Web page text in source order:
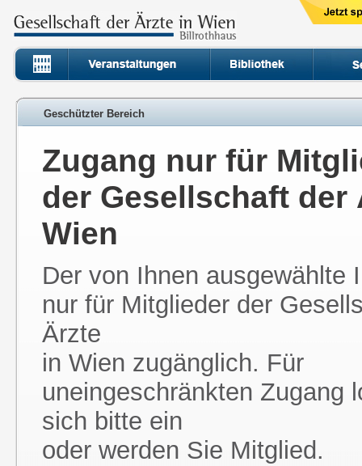
Geschützter Bereich
Zugang nur für
der Gesellschaft der
Wien
Der von Ihnen ausgewählte
nur für Mitglieder der
Ärzte
in Wien zugänglich. Für
uneingeschränkten Zugang
sich bitte ein
oder werden Sie Mitglied.